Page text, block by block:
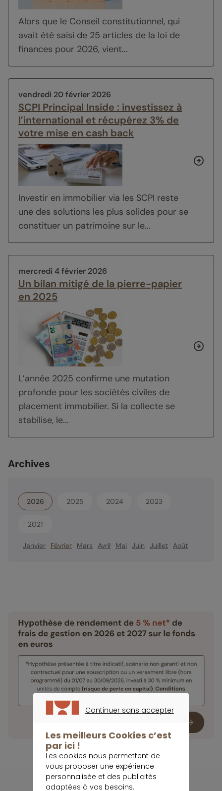
Alors que le Conseil constitutionnel, qui
avait été saisi de 25 articles de la loi de
finances pour 2026, vient...
vendredi 20 février 2026
SCPI Principal Inside : investissez à
l’international et récupérez 3% de
votre mise en cash back
Investir en immobilier via les SCPI reste
une des solutions les plus solides pour se
constituer un patrimoine sur le...
mercredi 4 février 2026
Un bilan mitigé de la pierre-papier
en 2025
L’année 2025 confirme une mutation
profonde pour les sociétés civiles de
placement immobilier. Si la collecte se
stabilise, le...
Archives
2026 2025 2024 2023
2021
Janvier Février Mars Avril Mai Juin Juillet Août
Continuer sans accepter
Les meilleurs Cookies c’est
par ici !
Les cookies nous permettent de
vous proposer une expérience
personnalisée et des publicités
adaptées à vos besoins.